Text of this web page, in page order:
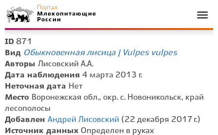
Портал
Млекопитающие
России
ID 871
Вид Обыкновенная лисица | Vulpes vulpes
Авторы Лисовский А.А.
Дата наблюдения 4 марта 2013 г.
Неточная дата Нет
Место Воронежская обл., окр. с. Новоникольск, край
лесополосы
Добавлен Андрей Лисовский (22 декабря 2017 г.)
Источник данных Определен в руках